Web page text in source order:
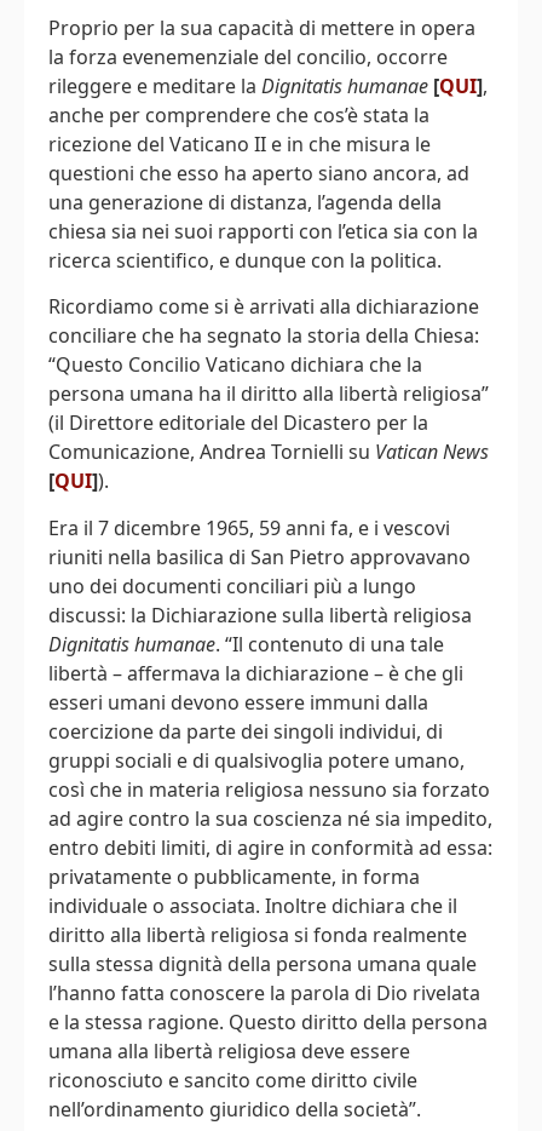
Proprio per la sua capacità di mettere in opera
la forza evenemenziale del concilio, occorre
rileggere e meditare la Dignitatis humanae [QUI],
anche per comprendere che cos’è stata la
ricezione del Vaticano II e in che misura le
questioni che esso ha aperto siano ancora, ad
una generazione di distanza, l’agenda della
chiesa sia nei suoi rapporti con l’etica sia con la
ricerca scientifico, e dunque con la politica.
Ricordiamo come si è arrivati alla dichiarazione
conciliare che ha segnato la storia della Chiesa:
“Questo Concilio Vaticano dichiara che la
persona umana ha il diritto alla libertà religiosa”
(il Direttore editoriale del Dicastero per la
Comunicazione, Andrea Tornielli su Vatican News
[QUI]).
Era il 7 dicembre 1965, 59 anni fa, e i vescovi
riuniti nella basilica di San Pietro approvavano
uno dei documenti conciliari più a lungo
discussi: la Dichiarazione sulla libertà religiosa
Dignitatis humanae. “Il contenuto di una tale
libertà – affermava la dichiarazione – è che gli
esseri umani devono essere immuni dalla
coercizione da parte dei singoli individui, di
gruppi sociali e di qualsivoglia potere umano,
così che in materia religiosa nessuno sia forzato
ad agire contro la sua coscienza né sia impedito,
entro debiti limiti, di agire in conformità ad essa:
privatamente o pubblicamente, in forma
individuale o associata. Inoltre dichiara che il
diritto alla libertà religiosa si fonda realmente
sulla stessa dignità della persona umana quale
l’hanno fatta conoscere la parola di Dio rivelata
e la stessa ragione. Questo diritto della persona
umana alla libertà religiosa deve essere
riconosciuto e sancito come diritto civile
nell’ordinamento giuridico della società”.